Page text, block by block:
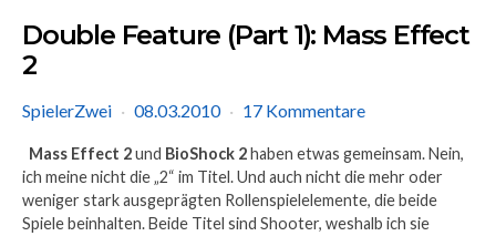
Double Feature (Part 1): Mass Effect
2
SpielerZwei 08.03.2010 17 Kommentare
Mass Effect 2und BioShock 2haben etwas gemeinsam. Nein,
ich meine nicht die „2“ im Titel. Und auch nicht die mehr oder
weniger stark ausgeprägten Rollenspielelemente, die beide
Spiele beinhalten. Beide Titel sind Shooter, weshalb ich sie